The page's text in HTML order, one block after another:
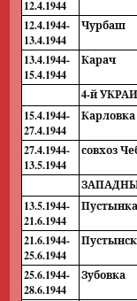
12.4.1944
12.4.1944-
13.4.1944
Чурбаш
13.4.1944-
15.4.1944
Карач
4-й
15.4.1944-
27.4.1944
Карловка
27.4.1944-
13.5.1944
совхоз
13.5.1944-
21.6.1944
21.6.1944-
25.6.1944
25.6.1944-
28.6.1944
Зубовка